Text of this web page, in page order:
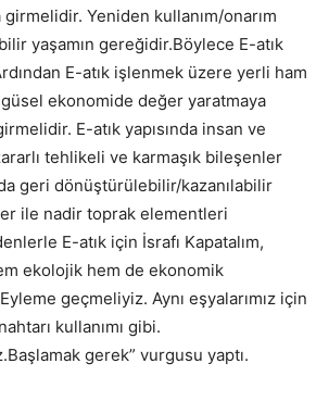
girmelidir. Yeniden kullanım/onarım
yaşamın gereğidir.Böylece E-atık
E-atık işlenmek üzere yerli ham
ekonomide değer yaratmaya
E-atık yapısında insan ve
tehlikeli ve karmaşık bileşenler
geri dönüştürülebilir/kazanılabilir
ile nadir toprak elementleri
E-atık için İsrafı Kapatalım,
ekolojik hem de ekonomik
geçmeliyiz. Aynı eşyalarımız için
kullanımı gibi.
gerek” vurgusu yaptı.